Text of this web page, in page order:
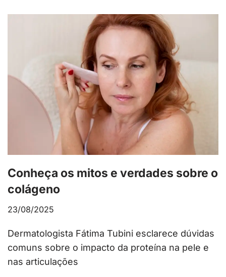
Conheça os mitos e verdades sobre o
colágeno
23/08/2025
Dermatologista Fátima Tubini esclarece dúvidas
comuns sobre o impacto da proteína na pele e
nas articulações